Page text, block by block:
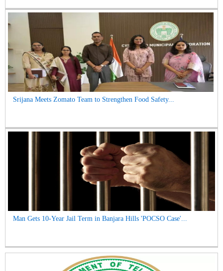
Srijana Meets Zomato Team to Strengthen Food Safety...
Man Gets 10-Year Jail Term in Banjara Hills 'POCSO Case'...